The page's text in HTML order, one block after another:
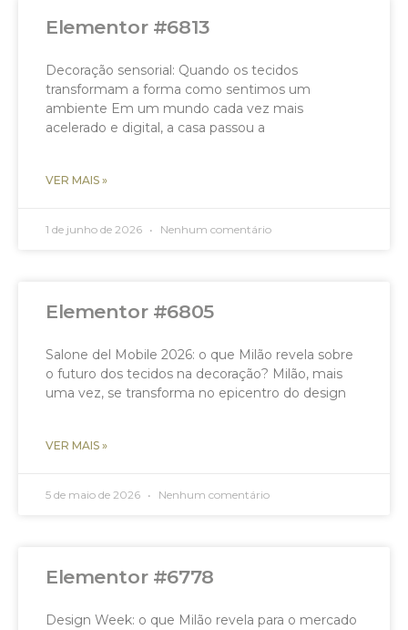
Elementor #6813
Decoração sensorial: Quando os tecidos
transformam a forma como sentimos um
ambiente Em um mundo cada vez mais
acelerado e digital, a casa passou a
VER MAIS »
1 de junho de 2026 Nenhum comentário
Elementor #6805
Salone del Mobile 2026: o que Milão revela sobre
o futuro dos tecidos na decoração? Milão, mais
uma vez, se transforma no epicentro do design
VER MAIS »
5 de maio de 2026 Nenhum comentário
Elementor #6778
Design Week: o que Milão revela para o mercado